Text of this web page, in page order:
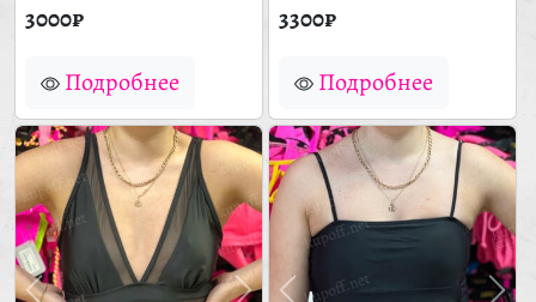
3000₽
Подробнее
3300₽
Подробнее